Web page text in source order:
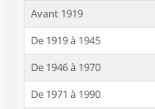
Avant 1919
De 1919 à 1945
De 1946 à 1970
De 1971 à 1990